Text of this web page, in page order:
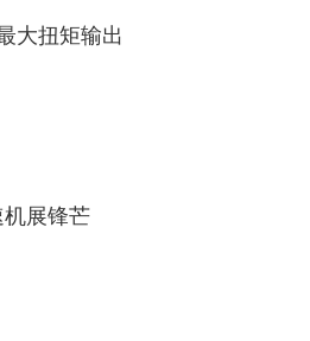
大扭矩输出
展锋芒